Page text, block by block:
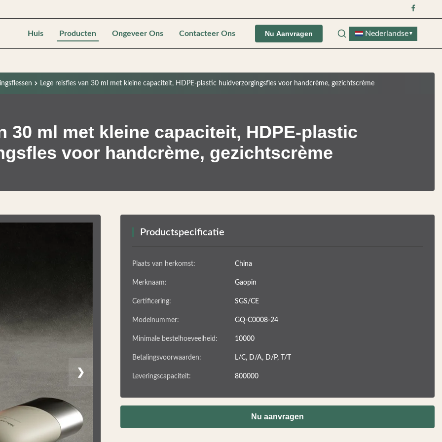
Huis Producten Ongeveer Ons Contacteer Ons Nu Aanvragen Nederlandse ▼
Lege reisfles van 30 ml met kleine capaciteit, HDPE-plastic huidverzorgingsfles voor handcrème, gezichtscrème
30 ml met kleine capaciteit, HDPE-plastic
voor handcrème, gezichtscrème
❯
Productspecificatie
Plaats van herkomst: China
Merknaam: Gaopin
Certificering: SGS/CE
Modelnummer: GQ-C0008-24
Minimale bestelhoeveelheid: 10000
Betalingsvoorwaarden: L/C, D/A, D/P, T/T
Leveringscapaciteit: 800000
Nu aanvragen